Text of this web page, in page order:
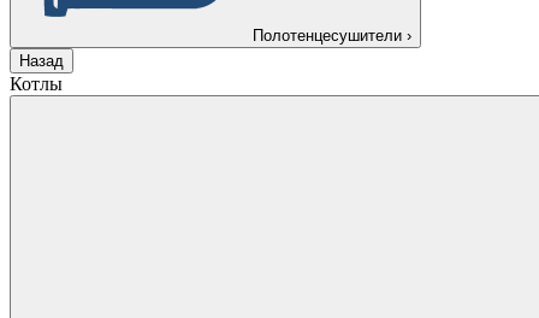
Полотенцесушители ›
Назад
Котлы